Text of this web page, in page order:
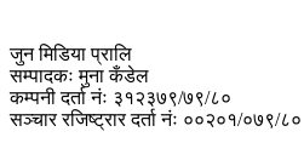
जुन मिडिया प्रालि
सम्पादकः मुना कँडेल
कम्पनी दर्ता नंः ३१२३७९/७९/८०
सञ्चार रजिष्ट्रार दर्ता नंः ००२०१/०७९/८०